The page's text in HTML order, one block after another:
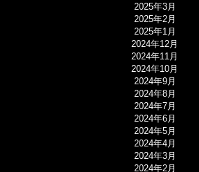
2025年3月
2025年2月
2025年1月
2024年12月
2024年11月
2024年10月
2024年9月
2024年8月
2024年7月
2024年6月
2024年5月
2024年4月
2024年3月
2024年2月